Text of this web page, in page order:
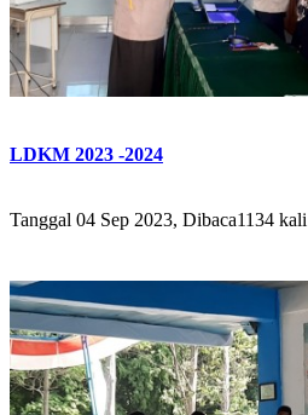
LDKM 2023 -2024
Tanggal 04 Sep 2023, Dibaca1134 kali